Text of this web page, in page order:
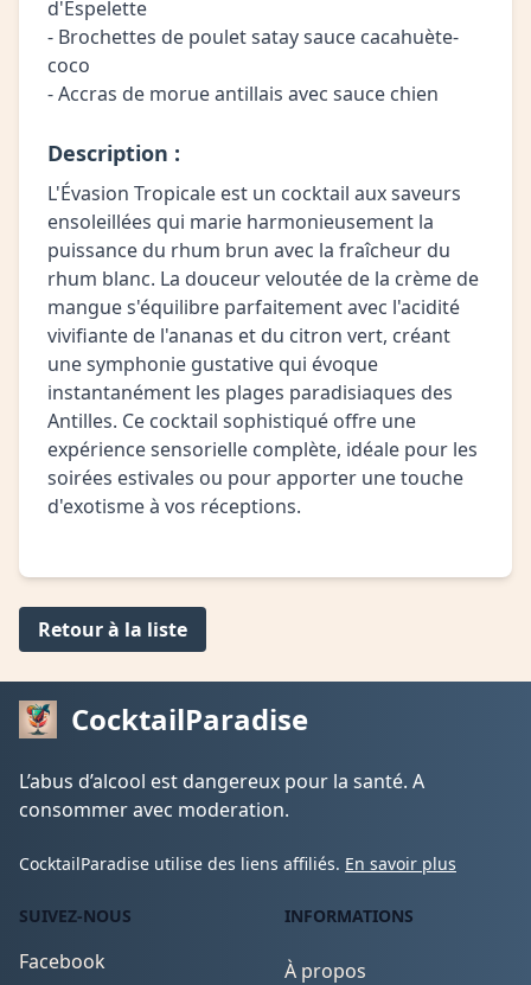
d'Espelette
- Brochettes de poulet satay sauce cacahuète-
coco
- Accras de morue antillais avec sauce chien
Description :
L'Évasion Tropicale est un cocktail aux saveurs
ensoleillées qui marie harmonieusement la
puissance du rhum brun avec la fraîcheur du
rhum blanc. La douceur veloutée de la crème de
mangue s'équilibre parfaitement avec l'acidité
vivifiante de l'ananas et du citron vert, créant
une symphonie gustative qui évoque
instantanément les plages paradisiaques des
Antilles. Ce cocktail sophistiqué offre une
expérience sensorielle complète, idéale pour les
soirées estivales ou pour apporter une touche
d'exotisme à vos réceptions.
Retour à la liste
CocktailParadise
L’abus d’alcool est dangereux pour la santé. A
consommer avec moderation.
CocktailParadise utilise des liens affiliés. En savoir plus
SUIVEZ-NOUS
Facebook
INFORMATIONS
À propos